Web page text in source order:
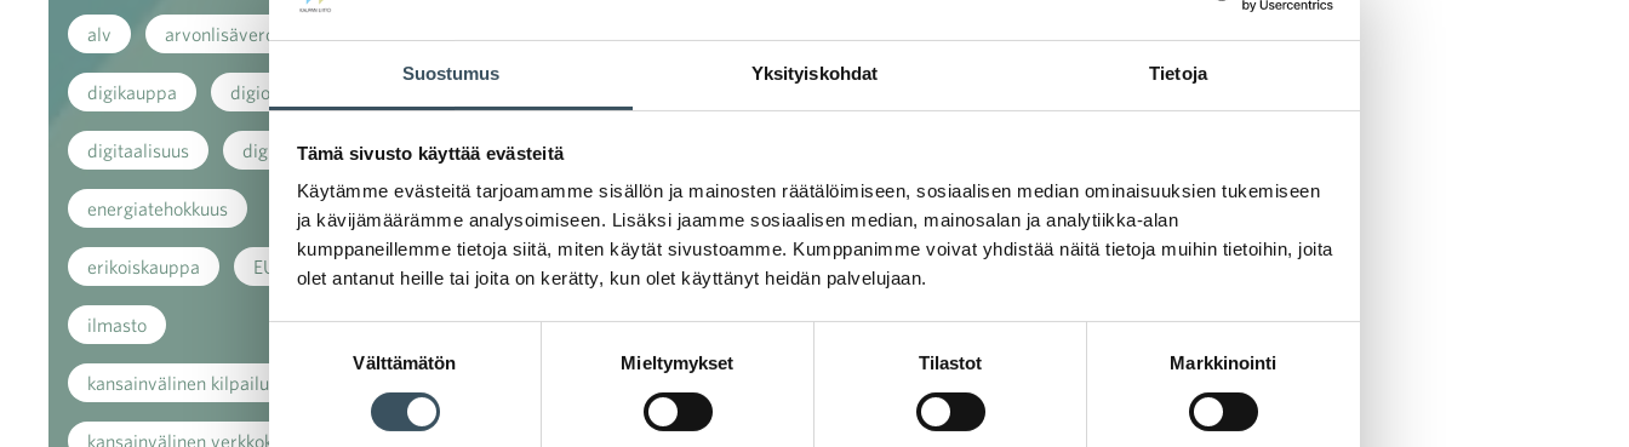
Suostumus Yksityiskohdat Tietoja
Tämä sivusto käyttää evästeitä
Käytämme evästeitä tarjoamamme sisällön ja mainosten räätälöimiseen, sosiaalisen median ominaisuuksien tukemiseen
ja kävijämäärämme analysoimiseen. Lisäksi jaamme sosiaalisen median, mainosalan ja analytiikka-alan
kumppaneillemme tietoja siitä, miten käytät sivustoamme. Kumppanimme voivat yhdistää näitä tietoja muihin tietoihin, joita
olet antanut heille tai joita on kerätty, kun olet käyttänyt heidän palvelujaan.
valinta
Välttämätön Mieltymykset Tilastot Markkinointi
alv arvonlisävero
digikauppa digiostaminen
digitaalisuus digitalisaatio
energiatehokkuus
erikoiskauppa EU
ilmasto
kansainvälinen kilpailu
kansainvälinen verkkokauppa